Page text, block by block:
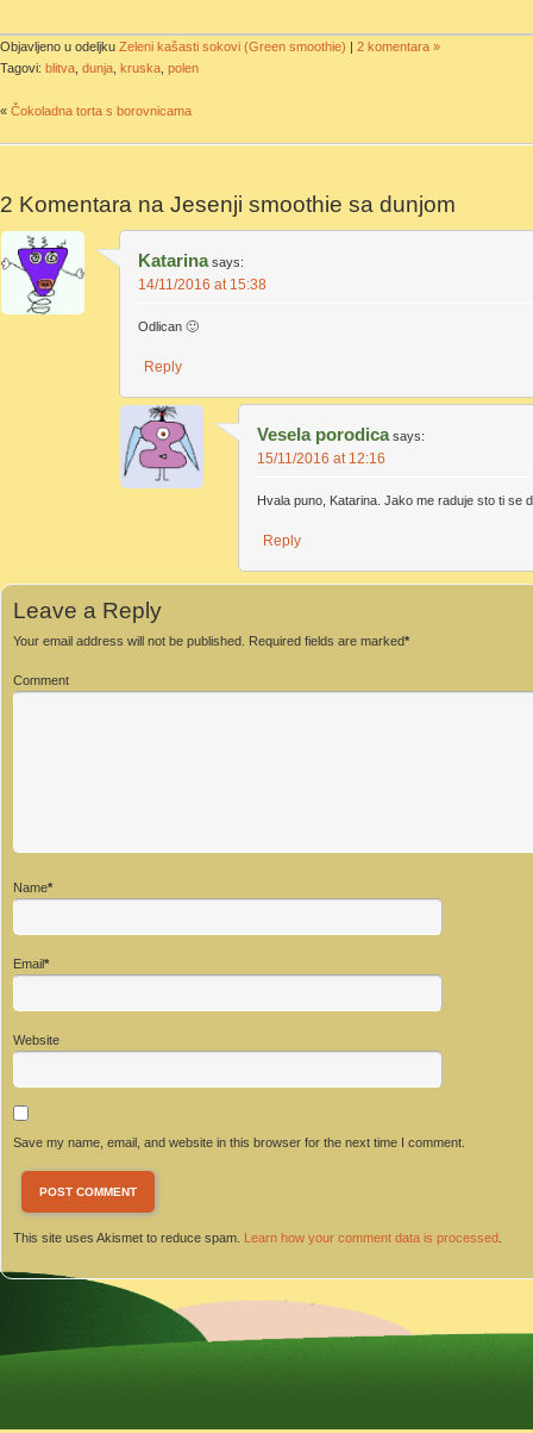
Objavljeno u odeljku Zeleni kašasti sokovi (Green smoothie) | 2 komentara »
Tagovi: blitva dunja kruska polen
« Čokoladna torta s borovnicama
2 Komentara na Jesenji smoothie sa dunjom
Katarina says:
14/11/2016 at 15:38
Odlican 🙂
Reply
Vesela porodica says:
15/11/2016 at 12:16
Hvala puno, Katarina. Jako me raduje sto ti se
Reply
Leave a Reply
Your email address will not be published. Required fields are marked*
Comment
Name*
Email*
Website
Save my name, email, and website in this browser for the next time I comment.
This site uses Akismet to reduce spam. Learn how your comment data is processed